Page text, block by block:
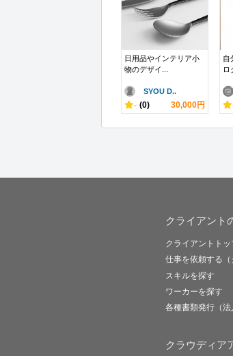
日用品やインテリア小
物のデザイ...
SYOU D..
- (0) 30,000円
自
ロ
クライアント
クライアントトッ
仕事を依頼する（
スキルを探す
ワーカーを探す
各種書類発行（法
クラウディア